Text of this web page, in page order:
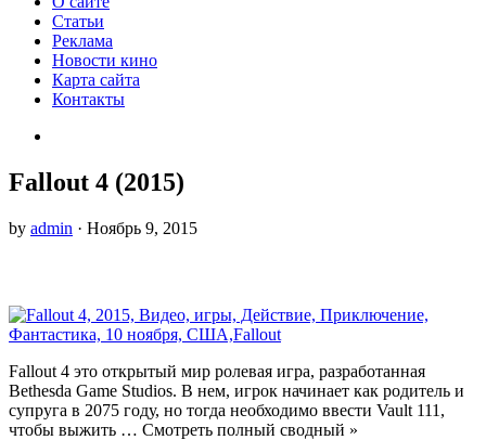
Статьи
Реклама
Новости кино
Карта сайта
Контакты
Fallout 4 (2015)
by admin · Ноябрь 9, 2015
Fallout 4 это открытый мир ролевая игра, разработанная
Bethesda Game Studios. В нем, игрок начинает как родитель и
супруга в 2075 году, но тогда необходимо ввести Vault 111,
чтобы выжить … Смотреть полный сводный »